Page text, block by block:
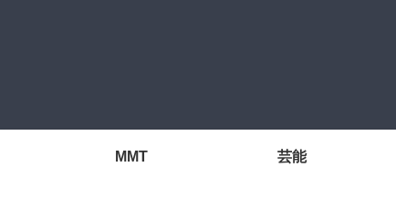
MMT 芸能